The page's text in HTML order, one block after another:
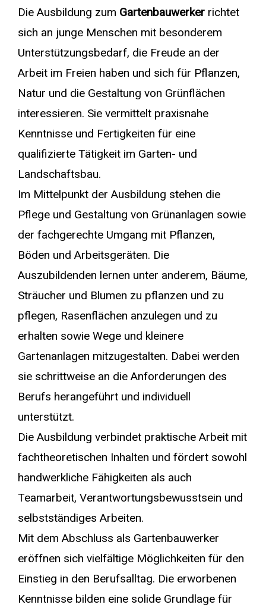
Die Ausbildung zum Gartenbauwerker richtet
sich an junge Menschen mit besonderem
Unterstützungsbedarf, die Freude an der
Arbeit im Freien haben und sich für Pflanzen,
Natur und die Gestaltung von Grünflächen
interessieren. Sie vermittelt praxisnahe
Kenntnisse und Fertigkeiten für eine
qualifizierte Tätigkeit im Garten- und
Landschaftsbau.
Im Mittelpunkt der Ausbildung stehen die
Pflege und Gestaltung von Grünanlagen sowie
der fachgerechte Umgang mit Pflanzen,
Böden und Arbeitsgeräten. Die
Auszubildenden lernen unter anderem, Bäume,
Sträucher und Blumen zu pflanzen und zu
pflegen, Rasenflächen anzulegen und zu
erhalten sowie Wege und kleinere
Gartenanlagen mitzugestalten. Dabei werden
sie schrittweise an die Anforderungen des
Berufs herangeführt und individuell
unterstützt.
Die Ausbildung verbindet praktische Arbeit mit
fachtheoretischen Inhalten und fördert sowohl
handwerkliche Fähigkeiten als auch
Teamarbeit, Verantwortungsbewusstsein und
selbstständiges Arbeiten.
Mit dem Abschluss als Gartenbauwerker
eröffnen sich vielfältige Möglichkeiten für den
Einstieg in den Berufsalltag. Die erworbenen
Kenntnisse bilden eine solide Grundlage für